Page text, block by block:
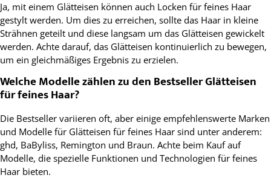
Ja, mit einem Glätteisen können auch Locken für feines Haar
gestylt werden. Um dies zu erreichen, sollte das Haar in kleine
Strähnen geteilt und diese langsam um das Glätteisen gewickelt
werden. Achte darauf, das Glätteisen kontinuierlich zu bewegen,
um ein gleichmäßiges Ergebnis zu erzielen.
Welche Modelle zählen zu den Bestseller Glätteisen
für feines Haar?
Die Bestseller variieren oft, aber einige empfehlenswerte Marken
und Modelle für Glätteisen für feines Haar sind unter anderem:
ghd, BaByliss, Remington und Braun. Achte beim Kauf auf
Modelle, die spezielle Funktionen und Technologien für feines
Haar bieten.